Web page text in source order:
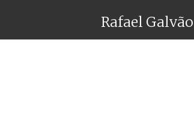
Rafael Galvão